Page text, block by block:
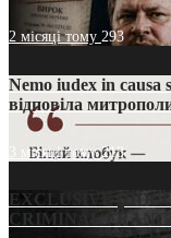
2 місяці тому 293
Nemo iudex in causa
відповіла
3 місяці тому213
EXCLUSIVE
CRIMINAL